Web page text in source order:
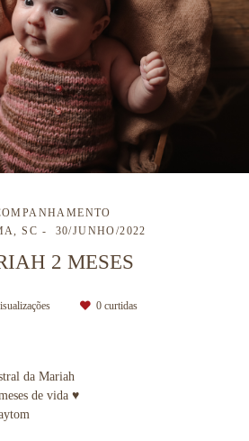
SC
30/JUNHO/2022
2 MESES
0curtidas
da Mariah
de vida ♥